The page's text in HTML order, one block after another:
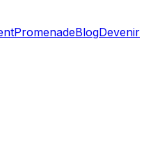
PromenadeBlogDevenir